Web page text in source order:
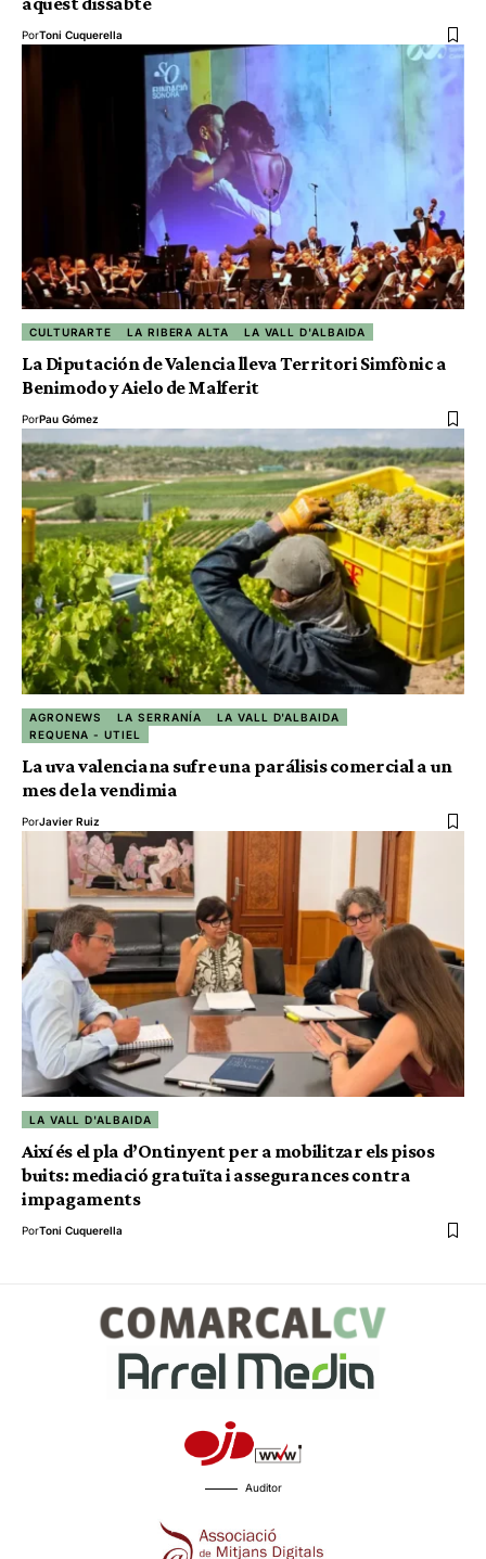
PorToni Cuquerella
CULTURARTE LA RIBERA ALTA LA VALL D'ALBAIDA
La Diputación de Valencia lleva Territori Simfònic a
Benimodo y Aielo de Malferit
PorPau Gómez
AGRONEWS LA SERRANÍA
LA VALL D'ALBAIDA
REQUENA - UTIEL
La uva valenciana sufre una parálisis comercial a un
mes de la vendimia
PorJavier Ruiz
LA VALL D'ALBAIDA
Així és el pla d’Ontinyent per a mobilitzar els pisos
buits: mediació gratuïta i assegurances contra
impagaments
PorToni Cuquerella
Auditor